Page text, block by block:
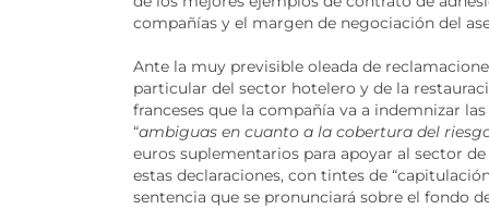
compañías y el margen de negociación del
Ante la muy previsible oleada de
particular del sector hotelero y de la
franceses que la compañía va a indemnizar
“ambiguas en cuanto a la cobertura del
euros suplementarios para apoyar al sector
estas declaraciones, con tintes de
sentencia que se pronunciará sobre el fondo